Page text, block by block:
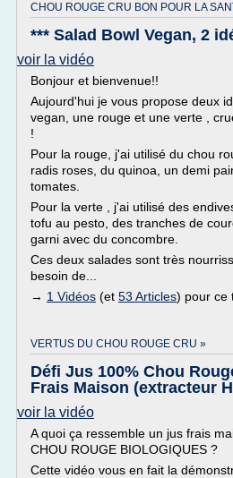
CHOU ROUGE CRU BON POUR LA
*** Salad Bowl Vegan, 2
voir la vidéo
Bonjour et bienvenue!!
Aujourd'hui je vous propose deux
vegan, une rouge et une verte ,
!
Pour la rouge, j'ai utilisé du chou
radis roses, du quinoa, un demi
tomates.
Pour la verte , j'ai utilisé des
tofu au pesto, des tranches de
garni avec du concombre.
Ces deux salades sont très
besoin de...
→ 1 Vidéos (et 53 Articles) pour ce
VERTUS DU CHOU ROUGE CRU »
Défi Jus 100% Chou
Frais Maison (extracteur
voir la vidéo
A quoi ça ressemble un jus frais
CHOU ROUGE BIOLOGIQUES ?
Cette vidéo vous en fait la